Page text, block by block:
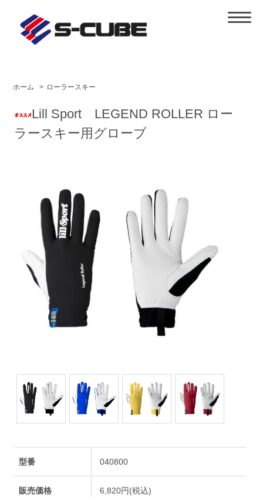
ホーム > ローラースキー
Lill Sport LEGEND ROLLER ロー
ラースキー用グローブ
型番 040800
販売価格 6,820円(税込)